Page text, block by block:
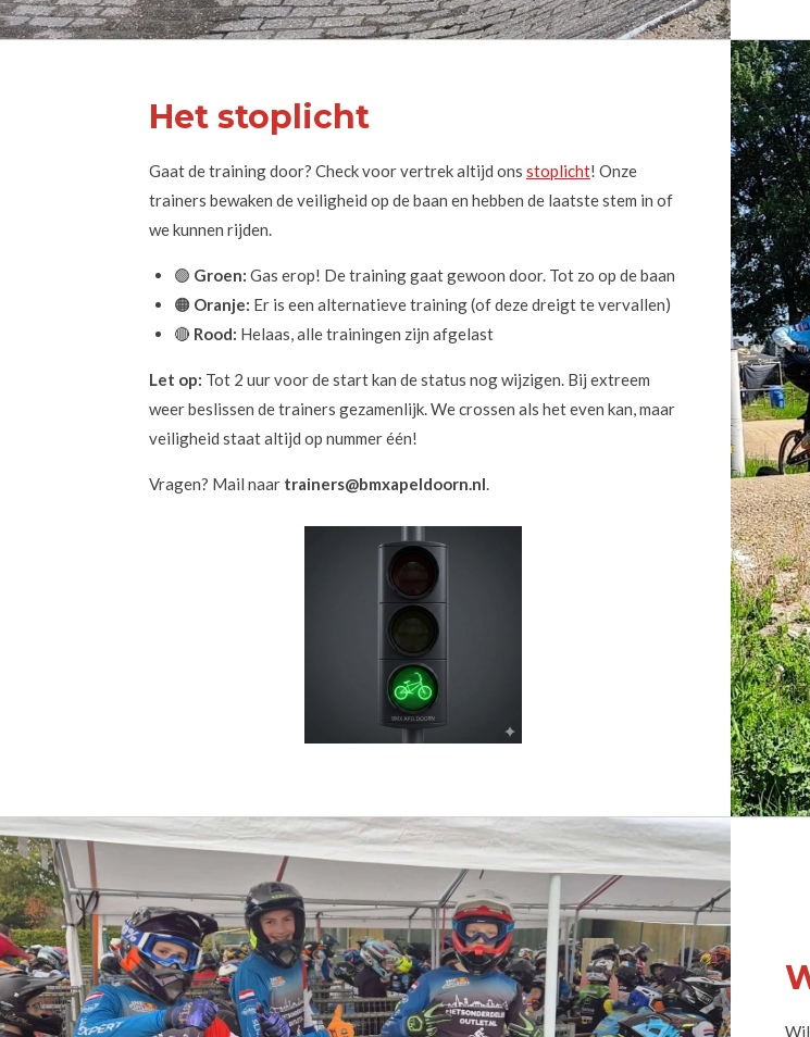
Het stoplicht
Gaat de training door? Check voor vertrek altijd ons stoplicht! Onze
trainers bewaken de veiligheid op de baan en hebben de laatste stem in of
we kunnen rijden.
🟢 Groen: Gas erop! De training gaat gewoon door. Tot zo op de baan
🟠 Oranje: Er is een alternatieve training (of deze dreigt te vervallen)
🔴 Rood: Helaas, alle trainingen zijn afgelast
Let op: Tot 2 uur voor de start kan de status nog wijzigen. Bij extreem
weer beslissen de trainers gezamenlijk. We crossen als het even kan, maar
veiligheid staat altijd op nummer één!
Vragen? Mail naar trainers@bmxapeldoorn.nl.